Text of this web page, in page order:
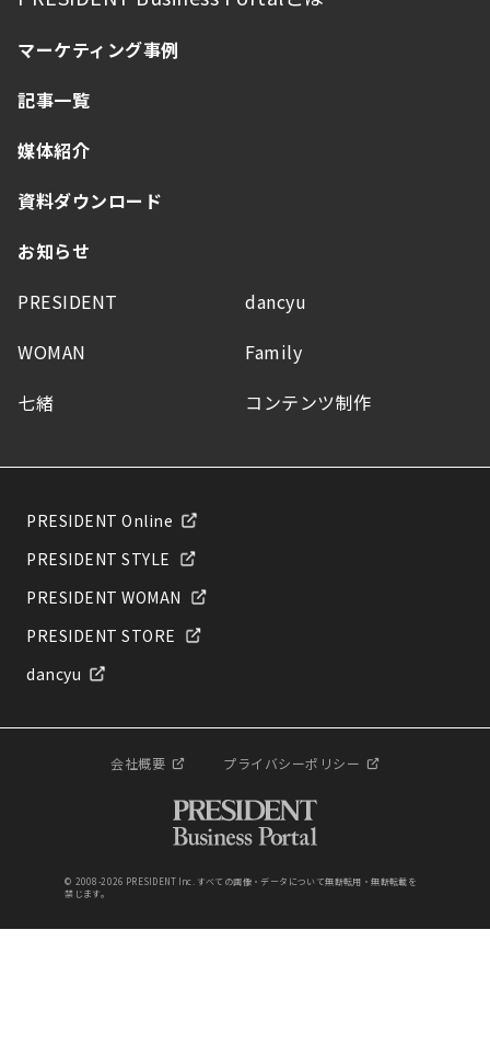
マーケティング事例
記事一覧
媒体紹介
資料ダウンロード
お知らせ
PRESIDENT
dancyu
WOMAN
Family
七緒
コンテンツ制作
PRESIDENT Online
PRESIDENT STYLE
PRESIDENT WOMAN
PRESIDENT STORE
dancyu
会社概要 プライバシーポリシー
© 2008-2026 PRESIDENT Inc. すべての画像・データについて無断転用・無断転載を
禁じます。